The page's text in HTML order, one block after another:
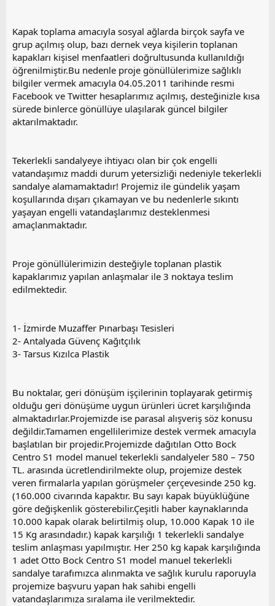
Kapak toplama amacıyla sosyal ağlarda birçok sayfa ve
grup açılmış olup, bazı dernek veya kişilerin toplanan
kapakları kişisel menfaatleri doğrultusunda kullanıldığı
öğrenilmiştir.Bu nedenle proje gönüllülerimize sağlıklı
bilgiler vermek amacıyla 04.05.2011 tarihinde resmi
Facebook ve Twitter hesaplarımız açılmış, desteğinizle kısa
sürede binlerce gönüllüye ulaşılarak güncel bilgiler
aktarılmaktadır.
Tekerlekli sandalyeye ihtiyacı olan bir çok engelli
vatandaşımız maddi durum yetersizliği nedeniyle tekerlekli
sandalye alamamaktadır! Projemiz ile gündelik yaşam
koşullarında dışarı çıkamayan ve bu nedenlerle sıkıntı
yaşayan engelli vatandaşlarımız desteklenmesi
amaçlanmaktadır.
Proje gönüllülerimizin desteğiyle toplanan plastik
kapaklarımız yapılan anlaşmalar ile 3 noktaya teslim
edilmektedir.
1- İzmirde Muzaffer Pınarbaşı Tesisleri
2- Antalyada Güvenç Kağıtçılık
3- Tarsus Kızılca Plastik
Bu noktalar, geri dönüşüm işçilerinin toplayarak getirmiş
olduğu geri dönüşüme uygun ürünleri ücret karşılığında
almaktadırlar.Projemizde ise parasal alışveriş söz konusu
değildir.Tamamen engellilerimize destek vermek amacıyla
başlatılan bir projedir.Projemizde dağıtılan Otto Bock
Centro S1 model manuel tekerlekli sandalyeler 580 – 750
TL. arasında ücretlendirilmekte olup, projemize destek
veren firmalarla yapılan görüşmeler çerçevesinde 250 kg.
(160.000 civarında kapaktır. Bu sayı kapak büyüklüğüne
göre değişkenlik gösterebilir.Çeşitli haber kaynaklarında
10.000 kapak olarak belirtilmiş olup, 10.000 Kapak 10 ile
15 Kg arasındadır.) kapak karşılığı 1 tekerlekli sandalye
teslim anlaşması yapılmıştır. Her 250 kg kapak karşılığında
1 adet Otto Bock Centro S1 model manuel tekerlekli
sandalye tarafımızca alınmakta ve sağlık kurulu raporuyla
projemize başvuru yapan hak sahibi engelli
vatandaşlarımıza sıralama ile verilmektedir.